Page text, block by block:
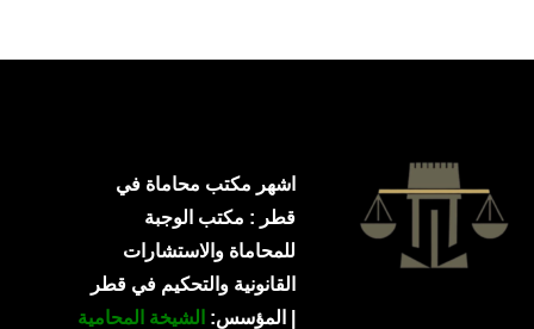
اشهر مكتب محاماة في
قطر : مكتب الوجبة
للمحاماة والاستشارات
القانونية والتحكيم في قطر
| المؤسس: الشيخة المحامية